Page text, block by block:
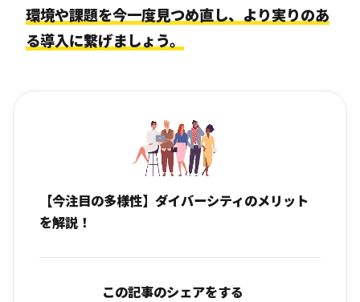
環境や課題を今一度見つめ直し、より実りのあ
る導入に繋げましょう。
【今注目の多様性】ダイバーシティのメリット
を解説！
この記事のシェアをする